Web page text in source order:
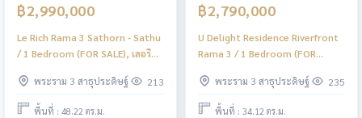
฿2,990,000
Le Rich Rama 3 Sathorn - Sathu
/ 1 Bedroom (FOR SALE), เลอริช
(ขาย) PT121
พระราม 3 สาธุประดิษฐ์ 213
พื้นที่ : 48.22 ตร.ม.
฿2,790,000
U Delight Residence Riverfront
Rama 3 / 1 Bedroom (FOR
ฟร้อนท์ พระราม 3 / 1 ห้องนอน
(ขาย) PT114
พระราม 3 สาธุประดิษฐ์ 235
พื้นที่ : 34.12 ตร.ม.